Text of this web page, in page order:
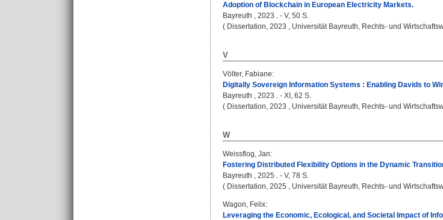
Adoption of Blockchain in European Electricity Markets.
Bayreuth , 2023 . - V, 50 S.
( Dissertation, 2023 , Universität Bayreuth, Rechts- und
V
Völter, Fabiane:
Digitally Sovereign Information Systems : Enabling Davids to
Bayreuth , 2023 . - XI, 62 S.
( Dissertation, 2023 , Universität Bayreuth, Rechts- und
W
Weissflog, Jan:
Fostering Distributed Flexibility Options in the Dynamic
Bayreuth , 2025 . - V, 78 S.
( Dissertation, 2025 , Universität Bayreuth, Rechts- und
Wagon, Felix:
Leveraging the Economic, Ecological, and Societal Impact of